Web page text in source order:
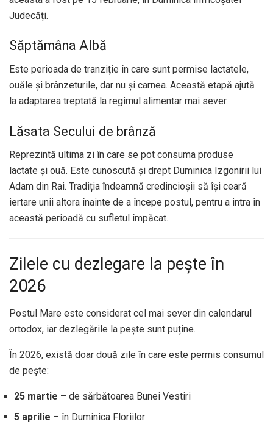
Judecăți.
Săptămâna Albă
Este perioada de tranziție în care sunt permise lactatele,
ouăle și brânzeturile, dar nu și carnea. Această etapă ajută
la adaptarea treptată la regimul alimentar mai sever.
Lăsata Secului de brânză
Reprezintă ultima zi în care se pot consuma produse
lactate și ouă. Este cunoscută și drept Duminica Izgonirii lui
Adam din Rai. Tradiția îndeamnă credincioșii să își ceară
iertare unii altora înainte de a începe postul, pentru a intra în
această perioadă cu sufletul împăcat.
Zilele cu dezlegare la pește în
2026
Postul Mare este considerat cel mai sever din calendarul
ortodox, iar dezlegările la pește sunt puține.
În 2026, există doar două zile în care este permis consumul
de pește:
25 martie – de sărbătoarea Bunei Vestiri
5 aprilie – în Duminica Floriilor